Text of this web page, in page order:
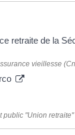
retraite de la
vieillesse
public "Union retraite"